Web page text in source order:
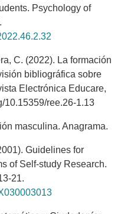
Psychology of
C. (2022). La formación
bibliográfica sobre
Electrónica Educare,
10.15359/ree.26-1.13
masculina. Anagrama.
Guidelines for
of Self-study Research.
21.